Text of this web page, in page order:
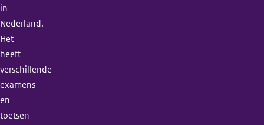
in
Nederland.
Het
heeft
verschillende
examens
en
toetsen